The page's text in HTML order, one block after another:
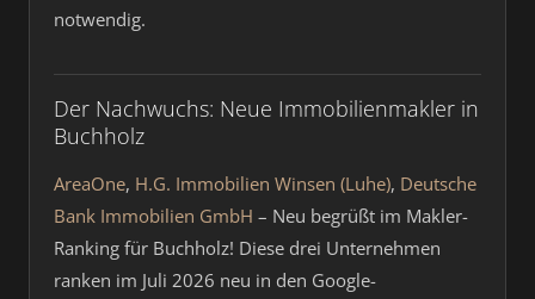
notwendig.
Der Nachwuchs: Neue Immobilienmakler in
Buchholz
AreaOne, H.G. Immobilien Winsen (Luhe), Deutsche
Bank Immobilien GmbH – Neu begrüßt im Makler-
Ranking für Buchholz! Diese drei Unternehmen
ranken im Juli 2026 neu in den Google-